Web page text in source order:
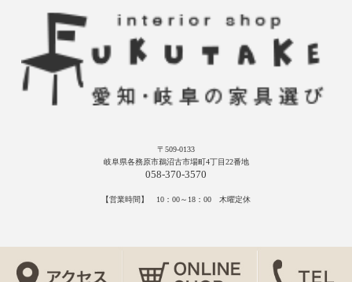
〒509-0133
岐阜県各務原市鵜沼古市場町4丁目22番地
058-370-3570
【営業時間】 10：00～18：00 木曜定休